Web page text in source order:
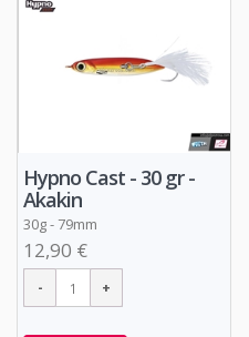
Hypno Cast - 30 gr -
Akakin
30g - 79mm
12,90 €